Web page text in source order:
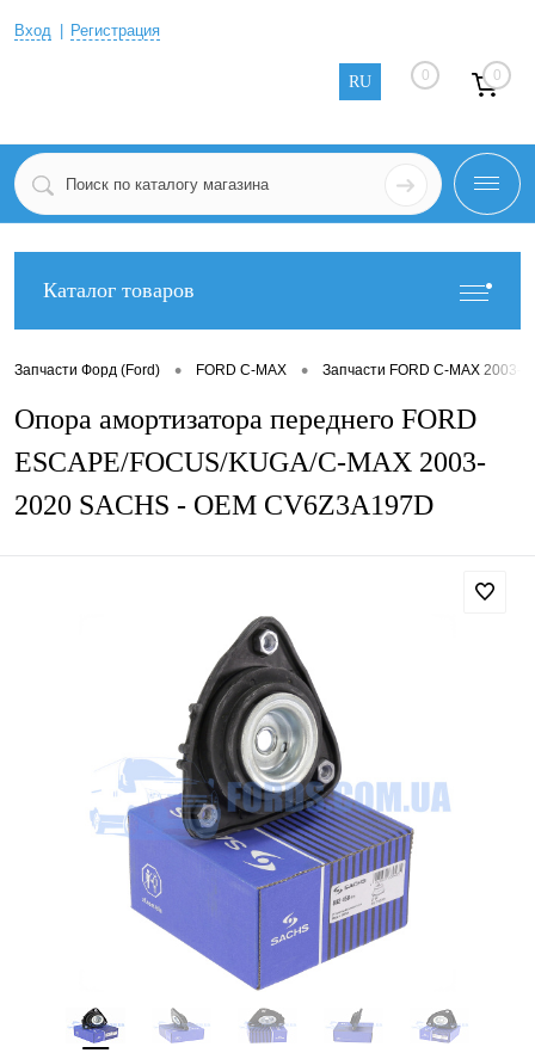
Вход Регистрация
RU 0 0
Каталог товаров
Запчасти Форд (Ford) • FORD C-MAX • Запчасти FORD C-MAX 2003-
Опора амортизатора переднего FORD
ESCAPE/FOCUS/KUGA/C-MAX 2003-
2020 SACHS - OEM CV6Z3A197D